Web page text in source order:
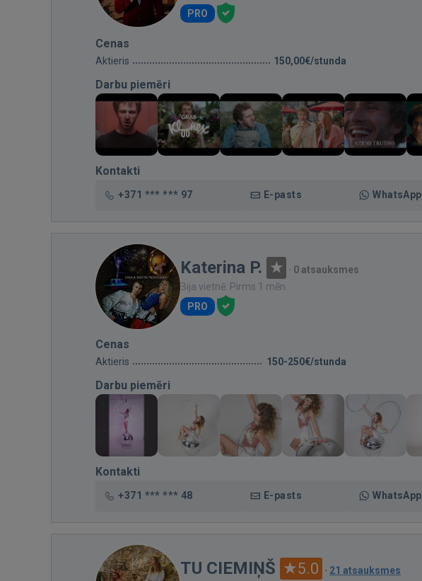
PRO
Cenas
Aktieris 150,00€/stunda
Darbu piemēri
Kontakti
+371 *** *** 97 E-pasts WhatsApp
Katerina P. · 0 atsauksmes
Bija vietnē: Pirms 1 mēn.
PRO
Cenas
Aktieris 150-250€/stunda
Darbu piemēri
Kontakti
+371 *** *** 48 E-pasts WhatsApp
TU CIEMIŅŠ 5.0 · 21 atsauksmes